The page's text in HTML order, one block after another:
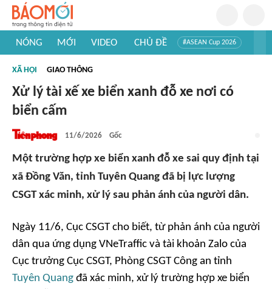
NÓNG MỚI VIDEO CHỦ ĐỀ #ASEAN Cup 2026
#Khám phá thế giới
XÃ HỘI GIAO THÔNG
Xử lý tài xế xe biển xanh đỗ xe nơi có
biển cấm
11/6/2026 Gốc
Một trường hợp xe biển xanh đỗ xe sai quy định tại
xã Đồng Văn, tỉnh Tuyên Quang đã bị lực lượng
CSGT xác minh, xử lý sau phản ánh của người dân.
Ngày 11/6, Cục CSGT cho biết, từ phản ánh của người
dân qua ứng dụng VNeTraffic và tài khoản Zalo của
Cục trưởng Cục CSGT, Phòng CSGT Công an tỉnh
Tuyên Quang đã xác minh, xử lý trường hợp xe biển